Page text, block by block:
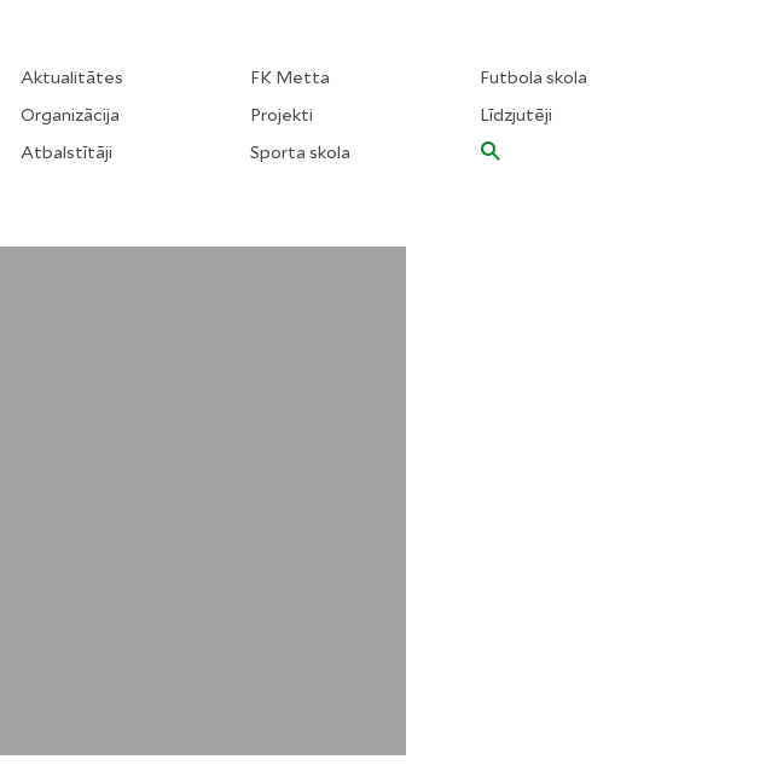
Aktualitātes
Organizācija
Atbalstītāji
FK Metta
Projekti
Sporta skola
Futbola skola
Līdzjutēji